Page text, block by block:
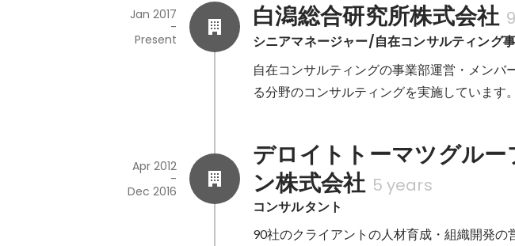
白潟総合研究所株式会社
シニアマネージャー/自在コンサルティング
Jan 2017
-
Present
自在コンサルティングの事業部運営・メン
る分野のコンサルティングを実施しています。
デロイトトーマツグル
ン株式会社 5 years
コンサルタント
Apr 2012
-
Dec 2016
90社のクライアントの人材育成・組織開発